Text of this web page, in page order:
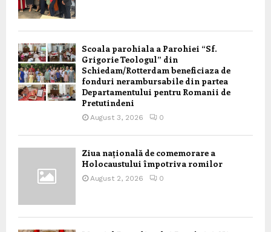
Scoala parohiala a Parohiei “Sf.
Grigorie Teologul” din
Schiedam/Rotterdam beneficiaza de
fonduri nerambursabile din partea
Departamentului pentru Romanii de
Pretutindeni
August 3, 2026 0
Ziua națională de comemorare a
Holocaustului împotriva romilor
August 2, 2026 0